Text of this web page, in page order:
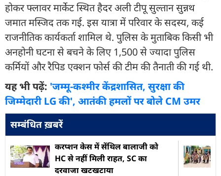
होकर फ्लावर मार्केट स्थित हैदर अली टीपू सुल्तान सुन्नथ
जमात मस्जिद तक गई. इस यात्रा में परिवार के सदस्य, कई
राजनीतिक कार्यकर्ता शामिल थे. पुलिस के मुताबिक किसी भी
अनहोनी घटना से बचने के लिए 1,500 से ज्यादा पुलिस
कर्मियों और रैपिड एक्शन फोर्स की टीम की तैनाती की गई थी.
यह भी पढ़ें: 'जम्मू-कश्मीर केंद्रशासित, सुरक्षा की
जिम्मेदारी LG की', आतंकी हमलों पर बोले CM उमर
सम्बंधित ख़बरें
करप्शन केस में सेंथिल बालाजी को
HC से नहीं मिली राहत, SC का
दरवाजा खटखटाया